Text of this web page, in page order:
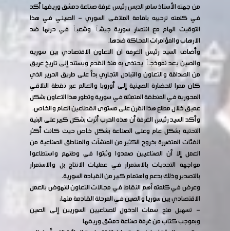
من جهته الأستاذ سامر الدبس رئيس غرفة صناعة دمشق وريفها أكد
في كلمته ترحيبه باقامة الملتقى السوري - الصيني في هذا
التوقيت الهام مع انتصار سورية جيشٱ وشعبٱ في حربها ضد
الارهاب والمؤامرات المحاكة ضدها.
وأضاف السيد رئيس الغرفة ان التعاون الاقتصادي بين سورية
والصين يعد نموذجٱ يحتذى به منذ القدم ويستند إلى تاريخ عريق
من الصداقة والتعاون والتبادل التجاري بدأ على طريق الحرير الذي
كان ممرا للحضارة الصينية إلى أوروبا والعالم عبر نقطة التلاقي
المحورية في المنطقة المتمثلة في سورية وتطور هذا التعاون بشكل
عميق خلال مطلع هذا القرن على مستوى القطاعين العام والخاص.
وأكد السيد رئيس الغرفة أن هذه الحرب أثرت بشكل كبير على البنية
التحتية بشكل عام وعلى الصناعة بشكل خاص حيث كانت أكثر
الفئات المتضررة بخروج الكثير من المنشآت والمناطق الصناعية من
العمل إلا أن الصناعيين صمدوا وثبتوا في وطنهم واستطاعوا
مواجهة التحديات بالاستمرار في عمليات الانتاج بل والاستمرار
بالتصدير وذلك بدعم واهتمام كبير من القيادة السورية.
وعرض في كلمته أهم النقاط في مجالات التعاون للنهوض بالعمل
الاقتصادي بين سوريا والصين في المرحلة القادمة منها:
- تسهيل منح سمات الدخول للصناعيين السوريين إلى الصين
وبموجب كتاب من غرفة صناعة دمشق وريفها